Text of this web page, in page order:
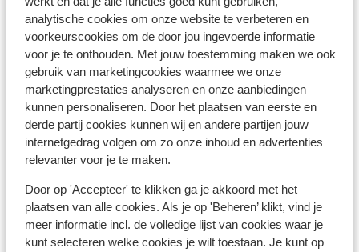
analytische cookies om onze website te verbeteren en
voorkeurscookies om de door jou ingevoerde informatie
voor je te onthouden. Met jouw toestemming maken we ook
gebruik van marketingcookies waarmee we onze
marketingprestaties analyseren en onze aanbiedingen
kunnen personaliseren. Door het plaatsen van eerste en
derde partij cookies kunnen wij en andere partijen jouw
internetgedrag volgen om zo onze inhoud en advertenties
relevanter voor je te maken.
Door op 'Accepteer' te klikken ga je akkoord met het
plaatsen van alle cookies. Als je op 'Beheren’ klikt, vind je
meer informatie incl. de volledige lijst van cookies waar je
kunt selecteren welke cookies je wilt toestaan. Je kunt op
Andere accommodaties in Livigno
Montivas Lodge
Hotel Lac Salin Spa & Mountain Resort
Alexander Charme Hotel